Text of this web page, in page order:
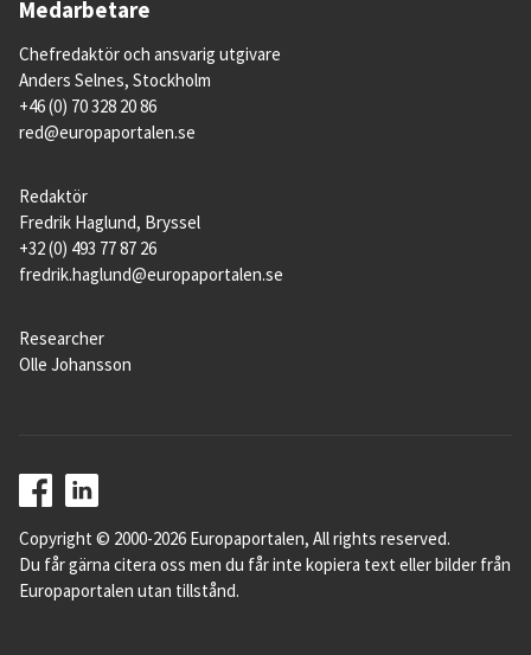
Medarbetare
Chefredaktör och ansvarig utgivare
Anders Selnes, Stockholm
+46 (0) 70 328 20 86
red@europaportalen.se
Redaktör
Fredrik Haglund, Bryssel
+32 (0) 493 77 87 26
fredrik.haglund@europaportalen.se
Researcher
Olle Johansson
Copyright © 2000-2026 Europaportalen, All rights reserved.
Du får gärna citera oss men du får inte kopiera text eller bilder från
Europaportalen utan tillstånd.